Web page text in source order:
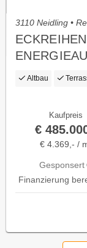
3110 Neidling •
Altbau
Kaufpreis
€
€ 4.369,- /
Gesponsert
Finanzierung